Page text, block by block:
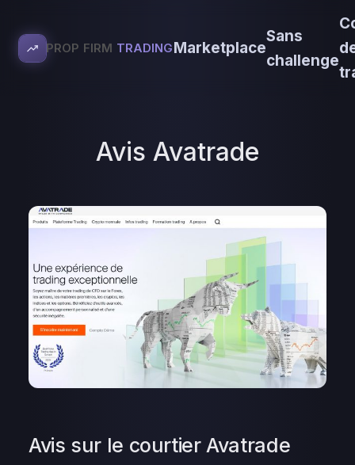
PROP FIRM TRADINGMarketplace
Sans
challenge
Avis Avatrade
Avis sur le courtier Avatrade